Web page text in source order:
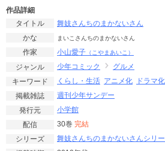
作品詳細
タイトル
舞妓さんちのまかないさん
かな
まいこさんちのまかないさん
作家 小山愛子 （こやまあいこ）
ジャンル 少年コミック
グルメ
キーワード
くらし・生活 アニメ化 ドラマ化
掲載雑誌
週刊少年サンデー
発行元
小学館
配信
30巻 完結
シリーズ
舞妓さんちのまかないさんシリ